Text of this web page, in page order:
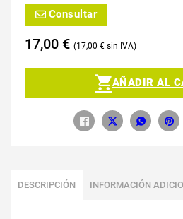
Consultar
17,00 € 17,00 €
AÑADIR AL
DESCRIPCIÓN INFORMACIÓN